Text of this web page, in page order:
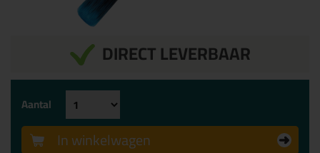
DIRECT LEVERBAAR
Aantal
In winkelwagen